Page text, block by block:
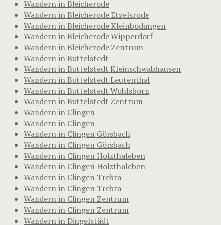
Wandern in Bleicherode
Wandern in Bleicherode Etzelsrode
Wandern in Bleicherode Kleinbodungen
Wandern in Bleicherode Wipperdorf
Wandern in Bleicherode Zentrum
Wandern in Buttelstedt
Wandern in Buttelstedt Kleinschwabhausen
Wandern in Buttelstedt Leutenthal
Wandern in Buttelstedt Wohlsborn
Wandern in Buttelstedt Zentrum
Wandern in Clingen
Wandern in Clingen
Wandern in Clingen Görsbach
Wandern in Clingen Görsbach
Wandern in Clingen Holzthaleben
Wandern in Clingen Holzthaleben
Wandern in Clingen Trebra
Wandern in Clingen Trebra
Wandern in Clingen Zentrum
Wandern in Clingen Zentrum
Wandern in Dingelstädt